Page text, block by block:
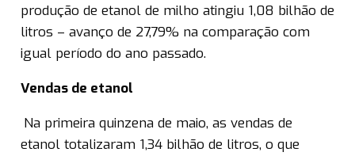
produção de etanol de milho atingiu 1,08 bilhão de
litros – avanço de 27,79% na comparação com
igual período do ano passado.
Vendas de etanol
Na primeira quinzena de maio, as vendas de
etanol totalizaram 1,34 bilhão de litros, o que